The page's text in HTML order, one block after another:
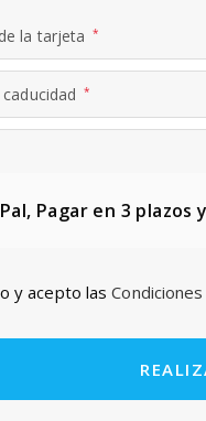
la tarjeta *
*
Pagar en 3 plazos
y acepto las